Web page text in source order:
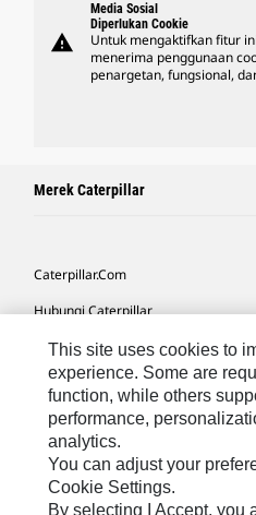
warning
Media Sosial
Diperlukan Cookie
Untuk mengaktifkan fitur
menerima penggunaan
penargetan, fungsional,
Merek Caterpillar
Caterpillar.com
Hubungi Caterpillar
Preferensi Pemasaran Saya
Peta Situs
Cookie Settings
Hukum
Privasi
This site uses cookies to
experience. Some are
function, while others
performance,
analytics.
You can adjust your
Cookie Settings.
By selecting I Accept, you